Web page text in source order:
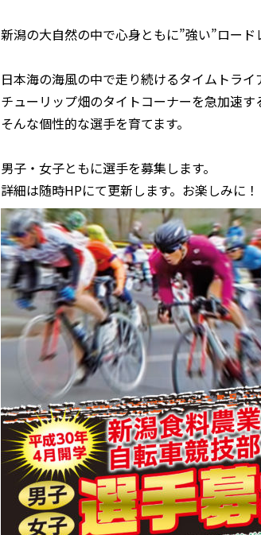
新潟の大自然の中で心身ともに”強い”ロー
日本海の海風の中で走り続けるタイムトラ
チューリップ畑のタイトコーナーを急加速
そんな個性的な選手を育てます。
男子・女子ともに選手を募集します。
詳細は随時HPにて更新します。お楽しみに！